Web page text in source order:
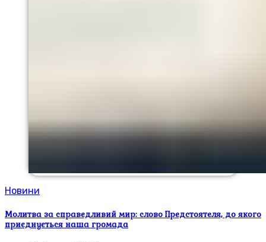
Новини
Молитва за справедливий мир: слово Предстоятеля, до якого
приєднується наша громада